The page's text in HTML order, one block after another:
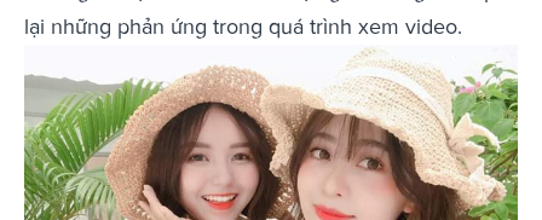
lại những phản ứng trong quá trình xem video.